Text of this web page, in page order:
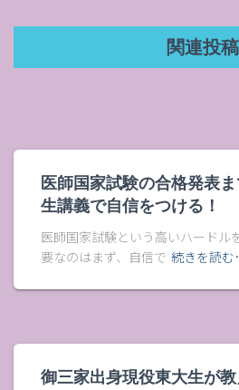
関連投稿
医師国家試験の合格発表
生講義で自信をつける！
医師国家試験という高いハードル
要なのはまず、自信で 続きを読
御三家出身現役東大生が